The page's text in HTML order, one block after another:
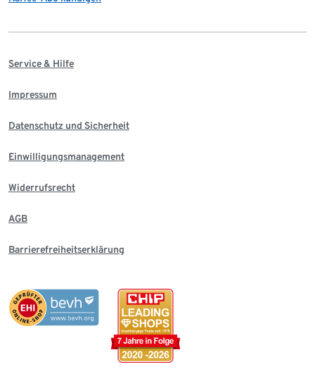
Service & Hilfe
Impressum
Datenschutz und Sicherheit
Einwilligungsmanagement
Widerrufsrecht
AGB
Barrierefreiheitserklärung